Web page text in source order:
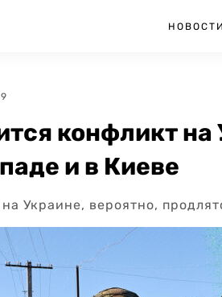
НОВОСТИ
конфликт на
и в Киеве
Украине, вероятно,